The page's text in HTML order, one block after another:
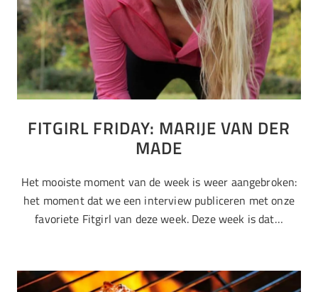
FITGIRL FRIDAY: MARIJE VAN DER
MADE
Het mooiste moment van de week is weer aangebroken:
het moment dat we een interview publiceren met onze
favoriete Fitgirl van deze week. Deze week is dat…